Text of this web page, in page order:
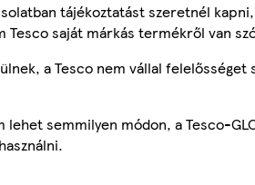
tájékoztatást szeretnél
Tesco saját márkás termékről van
a Tesco nem vállal felelősséget
semmilyen módon, a Tesco-